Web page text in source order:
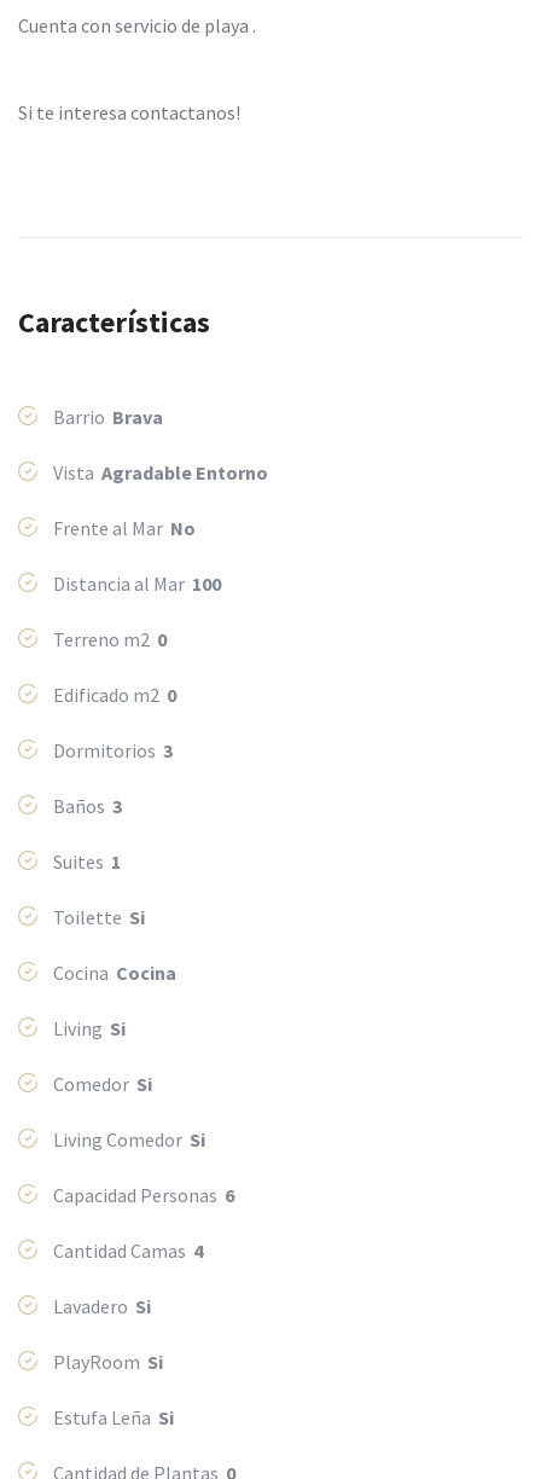
Cuenta con servicio de playa .
Si te interesa contactanos!
Características
Barrio Brava
Vista Agradable Entorno
Frente al Mar No
Distancia al Mar 100
Terreno m2 0
Edificado m2 0
Dormitorios 3
Baños 3
Suites 1
Toilette Si
Cocina Cocina
Living Si
Comedor Si
Living Comedor Si
Capacidad Personas 6
Cantidad Camas 4
Lavadero Si
PlayRoom Si
Estufa Leña Si
Cantidad de Plantas 0